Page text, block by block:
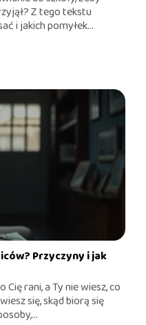
Z tego tekstu
i jakich pomyłek...
Przyczyny i jak
rani, a Ty nie wiesz, co
się, skąd biorą się